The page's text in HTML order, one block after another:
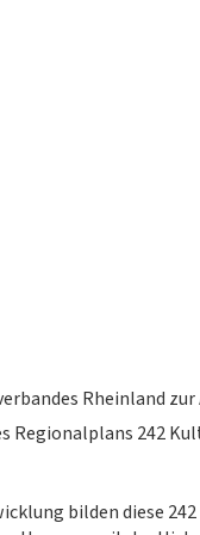
Rheinland
Regionalplans 242
bilden diese